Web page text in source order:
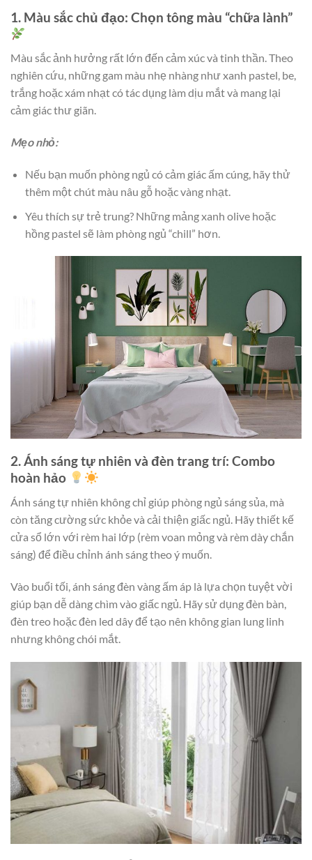
1. Màu sắc chủ đạo: Chọn tông màu “chữa lành”
Màu sắc ảnh hưởng rất lớn đến cảm xúc và tinh thần. Theo
nghiên cứu, những gam màu nhẹ nhàng như xanh pastel, be,
trắng hoặc xám nhạt có tác dụng làm dịu mắt và mang lại
cảm giác thư giãn.
Mẹo nhỏ:
Nếu bạn muốn phòng ngủ có cảm giác ấm cúng, hãy thử
thêm một chút màu nâu gỗ hoặc vàng nhạt.
Yêu thích sự trẻ trung? Những mảng xanh olive hoặc
hồng pastel sẽ làm phòng ngủ “chill” hơn.
2. Ánh sáng tự nhiên và đèn trang trí: Combo
hoàn hảo
Ánh sáng tự nhiên không chỉ giúp phòng ngủ sáng sủa, mà
còn tăng cường sức khỏe và cải thiện giấc ngủ. Hãy thiết kế
cửa sổ lớn với rèm hai lớp (rèm voan mỏng và rèm dày chắn
sáng) để điều chỉnh ánh sáng theo ý muốn.
Vào buổi tối, ánh sáng đèn vàng ấm áp là lựa chọn tuyệt vời
giúp bạn dễ dàng chìm vào giấc ngủ. Hãy sử dụng đèn bàn,
đèn treo hoặc đèn led dây để tạo nên không gian lung linh
nhưng không chói mắt.